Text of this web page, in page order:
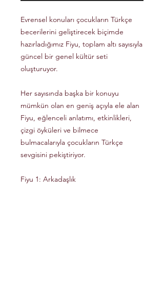
Evrensel konuları çocukların Türkçe
becerilerini geliştirecek biçimde
hazırladığımız Fiyu, toplam altı sayısıyla
güncel bir genel kültür seti
oluşturuyor.
Her sayısında başka bir konuyu
mümkün olan en geniş açıyla ele alan
Fiyu, eğlenceli anlatımı, etkinlikleri,
çizgi öyküleri ve bilmece
bulmacalarıyla çocukların Türkçe
sevgisini pekiştiriyor.
Fiyu 1: Arkadaşlık